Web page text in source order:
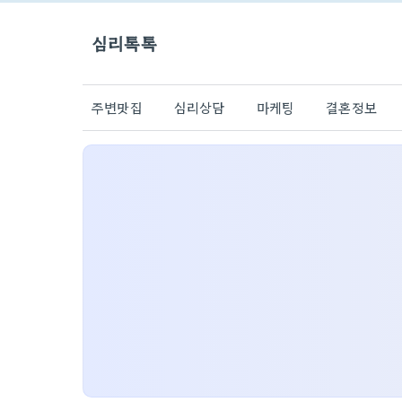
심리톡톡
주변맛집 심리상담 마케팅 결혼정보